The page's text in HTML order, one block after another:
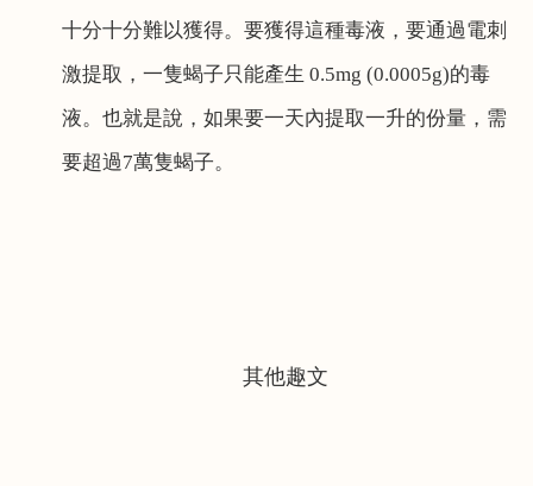
十分十分難以獲得。要獲得這種毒液，要通過電刺
激提取，一隻蝎子只能產生 0.5mg (0.0005g)的毒
液。也就是說，如果要一天內提取一升的份量，需
要超過7萬隻蝎子。
其他趣文